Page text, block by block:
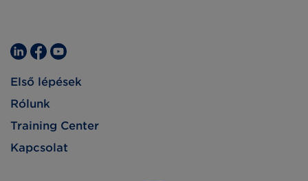
Első lépések
Rólunk
Training Center
Kapcsolat